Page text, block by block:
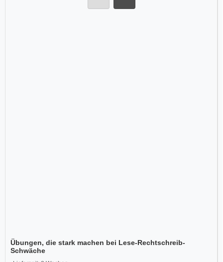
Übungen, die stark machen bei Lese-Rechtschreib-
Schwäche